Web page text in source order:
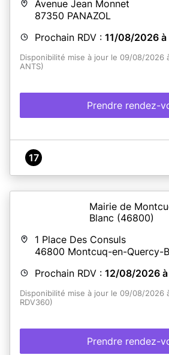
Avenue Jean Monnet
87350 PANAZOL
Prochain RDV : 11/08/2026 à
Disponibilité mise à jour le 09/08/2026
ANTS)
Prendre rendez-
17
Mairie de
Blanc (46800)
1 Place Des Consuls
46800 Montcuq-en-Quercy-
Prochain RDV : 12/08/2026
Disponibilité mise à jour le 09/08/2026
RDV360)
Prendre rendez-